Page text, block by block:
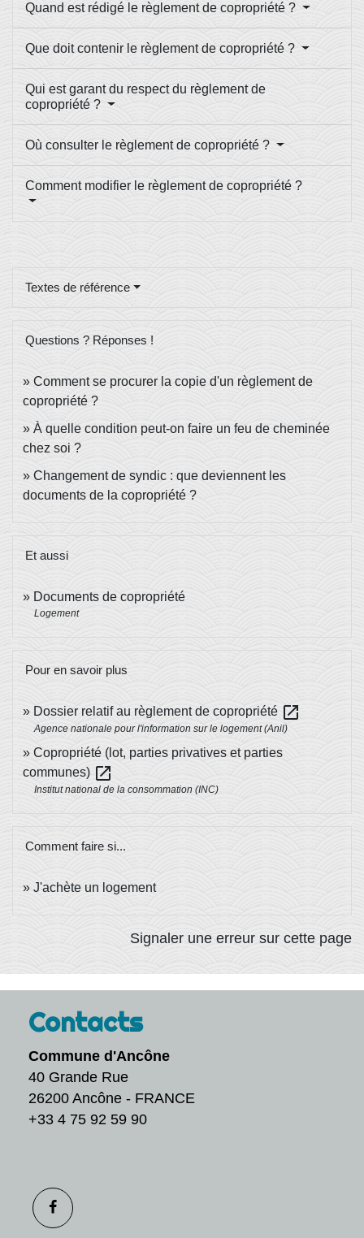
Quand est rédigé le règlement de copropriété ?
Que doit contenir le règlement de copropriété ?
Qui est garant du respect du règlement de
copropriété ?
Où consulter le règlement de copropriété ?
Comment modifier le règlement de copropriété ?
Textes de référence
Questions ? Réponses !
Comment se procurer la copie d'un règlement de
copropriété ?
À quelle condition peut-on faire un feu de cheminée
chez soi ?
Changement de syndic : que deviennent les
documents de la copropriété ?
Et aussi
Documents de copropriété
Logement
Pour en savoir plus
Dossier relatif au règlement de copropriété open_in_new
Agence nationale pour l'information sur le logement (Anil)
Copropriété (lot, parties privatives et parties
communes) open_in_new
Institut national de la consommation (INC)
Comment faire si...
J'achète un logement
Signaler une erreur sur cette page
Contacts
Commune d'Ancône
40 Grande Rue
26200 Ancône - FRANCE
+33 4 75 92 59 90